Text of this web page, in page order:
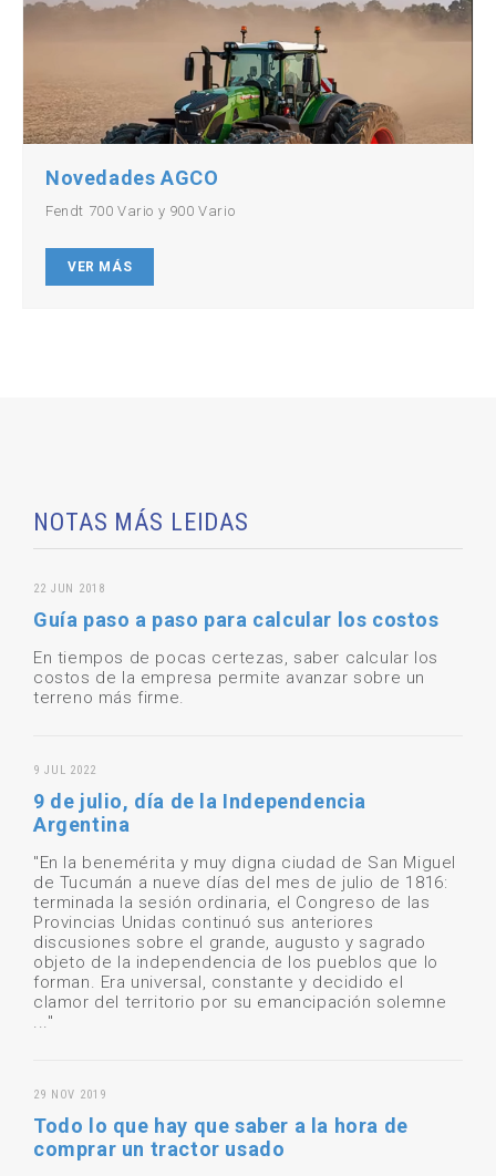
Novedades AGCO
Fendt 700 Vario y 900 Vario
VER MÁS
NOTAS MÁS LEIDAS
22 JUN 2018
Guía paso a paso para calcular los costos
En tiempos de pocas certezas, saber calcular los
costos de la empresa permite avanzar sobre un
terreno más firme.
9 JUL 2022
9 de julio, día de la Independencia
Argentina
"En la benemérita y muy digna ciudad de San Miguel
de Tucumán a nueve días del mes de julio de 1816:
terminada la sesión ordinaria, el Congreso de las
Provincias Unidas continuó sus anteriores
discusiones sobre el grande, augusto y sagrado
objeto de la independencia de los pueblos que lo
forman. Era universal, constante y decidido el
clamor del territorio por su emancipación solemne
..."
29 NOV 2019
Todo lo que hay que saber a la hora de
comprar un tractor usado